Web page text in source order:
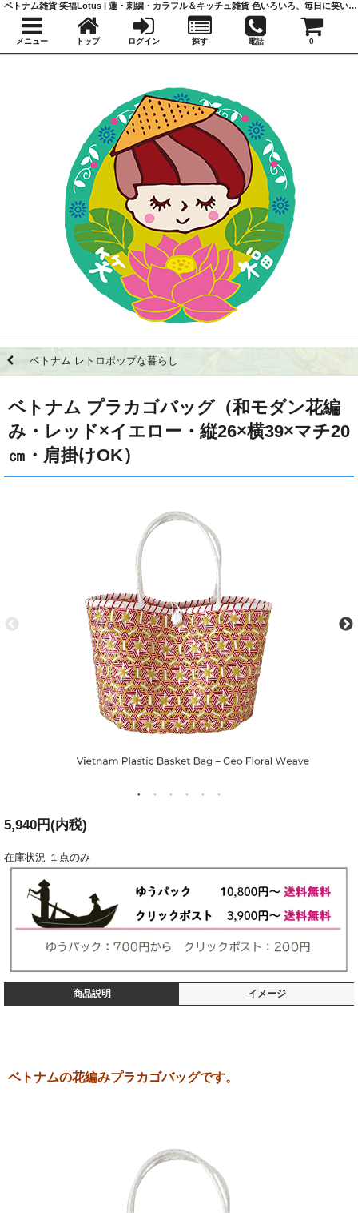
ベトナム レトロポップな暮らし
ベトナム プラカゴバッグ（和モダン花編
み・レッド×イエロー・縦26×横39×マチ20
㎝・肩掛けOK）
5,940円(内税)
在庫状況 １点のみ
商品説明 イメージ
ベトナムの花編みプラカゴバッグです。
ベトナム雑貨 笑福Lotus | 蓮・刺繍・カラフル＆キッチュ雑貨 色いろいろ、毎日に笑いと福を
メニュー トップ ログイン 探す 電話 0